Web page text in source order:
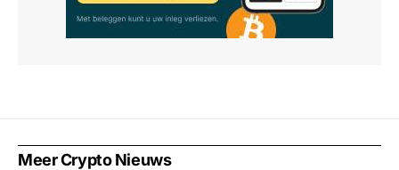
Meer Crypto Nieuws